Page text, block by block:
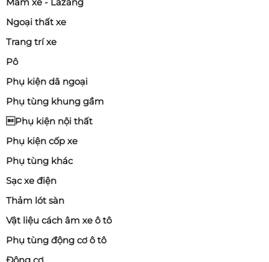
Ngoại thất xe
Trang trí xe
Pô
Phụ kiện dã ngoại
Phụ tùng khung gầm
Phụ kiện nội thất
Phụ kiện cốp xe
Phụ tùng khác
Sạc xe điện
Thảm lót sàn
Vật liệu cách âm xe ô tô
Phụ tùng động cơ ô tô